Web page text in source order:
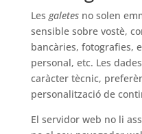
Les galetesno solen
sensible sobre vostè,
bancàries, fotografies,
personal, etc. Les
caràcter tècnic,
personalització de
El servidor web no li